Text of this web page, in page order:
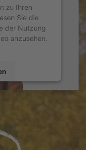
zu Ihren
Sie die
der Nutzung
anzusehen.